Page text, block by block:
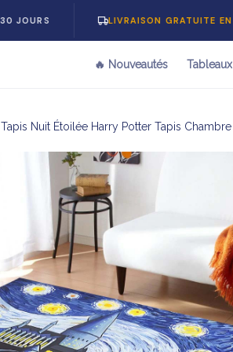
LIVRAISON GRATUITE EN EUROPE
🔥 Nouveautés Tableaux
Tapis Nuit Étoilée Harry Potter Tapis Chambre